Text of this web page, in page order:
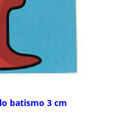
batismo 3 cm